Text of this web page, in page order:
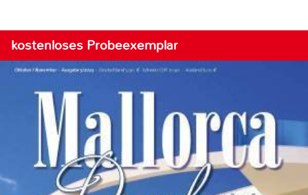
kostenloses Probeexemplar